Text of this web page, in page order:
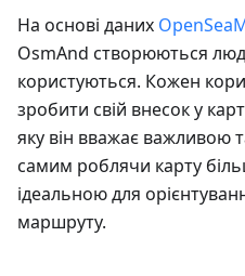
На основі даних
OsmAnd створюються
користуються. Кожен
зробити свій внесок у
яку він вважає важливою
самим роблячи карту
ідеальною для
маршруту.